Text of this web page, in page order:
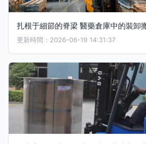
扎根于細節的脊梁 醫藥倉庫中的裝卸
更新時間：2026-06-19 14:31:37